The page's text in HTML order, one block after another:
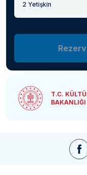
2 Yetişkin
T.C.
BAKANLIĞI